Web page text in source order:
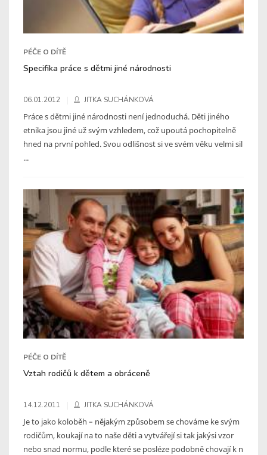
PÉČE O DÍTĚ
Specifika práce s dětmi jiné národnosti
06.01.2012 JITKA SUCHÁNKOVÁ
Práce s dětmi jiné národnosti není jednoduchá. Děti jiného
etnika jsou jiné už svým vzhledem, což upoutá pochopitelně
hned na první pohled. Svou odlišnost si ve svém věku velmi sil
...
PÉČE O DÍTĚ
Vztah rodičů k dětem a obráceně
14.12.2011 JITKA SUCHÁNKOVÁ
Je to jako koloběh – nějakým způsobem se chováme ke svým
rodičům, koukají na to naše děti a vytvářejí si tak jakýsi vzor
nebo snad normu, podle které se posléze podobně chovají k n